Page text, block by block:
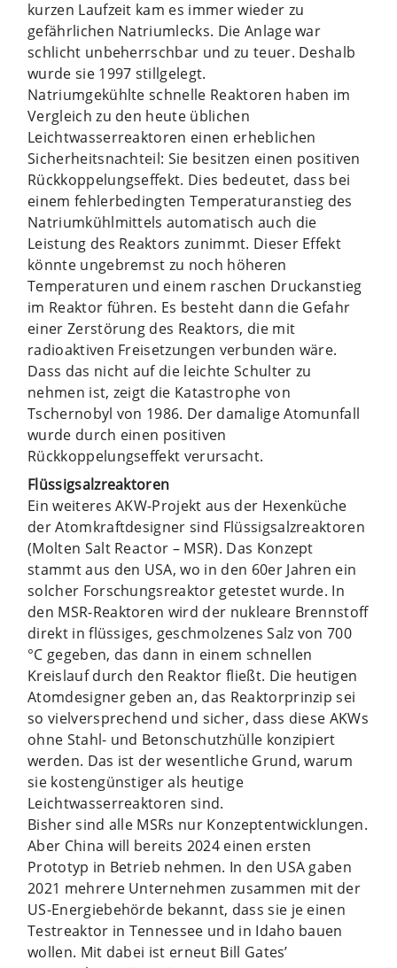
kurzen Laufzeit kam es immer wieder zu
gefährlichen Natriumlecks. Die Anlage war
schlicht unbeherrschbar und zu teuer. Deshalb
wurde sie 1997 stillgelegt.
Natriumgekühlte schnelle Reaktoren haben im
Vergleich zu den heute üblichen
Leichtwasserreaktoren einen erheblichen
Sicherheitsnachteil: Sie besitzen einen positiven
Rückkoppelungseffekt. Dies bedeutet, dass bei
einem fehlerbedingten Temperaturanstieg des
Natriumkühlmittels automatisch auch die
Leistung des Reaktors zunimmt. Dieser Effekt
könnte ungebremst zu noch höheren
Temperaturen und einem raschen Druckanstieg
im Reaktor führen. Es besteht dann die Gefahr
einer Zerstörung des Reaktors, die mit
radioaktiven Freisetzungen verbunden wäre.
Dass das nicht auf die leichte Schulter zu
nehmen ist, zeigt die Katastrophe von
Tschernobyl von 1986. Der damalige Atomunfall
wurde durch einen positiven
Rückkoppelungseffekt verursacht.
Flüssigsalzreaktoren
Ein weiteres AKW-Projekt aus der Hexenküche
der Atomkraftdesigner sind Flüssigsalzreaktoren
(Molten Salt Reactor – MSR). Das Konzept
stammt aus den USA, wo in den 60er Jahren ein
solcher Forschungsreaktor getestet wurde. In
den MSR-Reaktoren wird der nukleare Brennstoff
direkt in flüssiges, geschmolzenes Salz von 700
°C gegeben, das dann in einem schnellen
Kreislauf durch den Reaktor fließt. Die heutigen
Atomdesigner geben an, das Reaktorprinzip sei
so vielversprechend und sicher, dass diese AKWs
ohne Stahl- und Betonschutzhülle konzipiert
werden. Das ist der wesentliche Grund, warum
sie kostengünstiger als heutige
Leichtwasserreaktoren sind.
Bisher sind alle MSRs nur Konzeptentwicklungen.
Aber China will bereits 2024 einen ersten
Prototyp in Betrieb nehmen. In den USA gaben
2021 mehrere Unternehmen zusammen mit der
US-Energiebehörde bekannt, dass sie je einen
Testreaktor in Tennessee und in Idaho bauen
wollen. Mit dabei ist erneut Bill Gates’